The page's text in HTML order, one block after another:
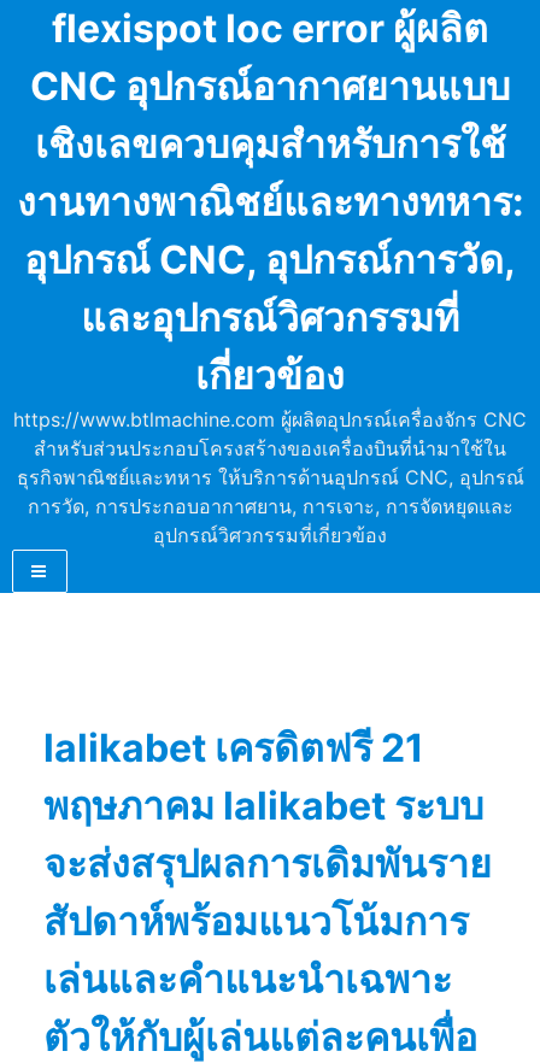
content
flexispot loc error ผู้ผลิต
CNC อุปกรณ์อากาศยานแบบ
เชิงเลขควบคุมสำหรับการใช้
งานทางพาณิชย์และทางทหาร:
อุปกรณ์ CNC, อุปกรณ์การวัด,
และอุปกรณ์วิศวกรรมที่
เกี่ยวข้อง
https://www.btlmachine.com ผู้ผลิตอุปกรณ์เครื่องจักร CNC
สำหรับส่วนประกอบโครงสร้างของเครื่องบินที่นำมาใช้ใน
ธุรกิจพาณิชย์และทหาร ให้บริการด้านอุปกรณ์ CNC, อุปกรณ์
การวัด, การประกอบอากาศยาน, การเจาะ, การจัดหยุดและ
อุปกรณ์วิศวกรรมที่เกี่ยวข้อง
lalikabet เครดิตฟรี 21
พฤษภาคม lalikabet ระบบ
จะส่งสรุปผลการเดิมพันราย
สัปดาห์พร้อมแนวโน้มการ
เล่นและคำแนะนำเฉพาะ
ตัวให้กับผู้เล่นแต่ละคนเพื่อ